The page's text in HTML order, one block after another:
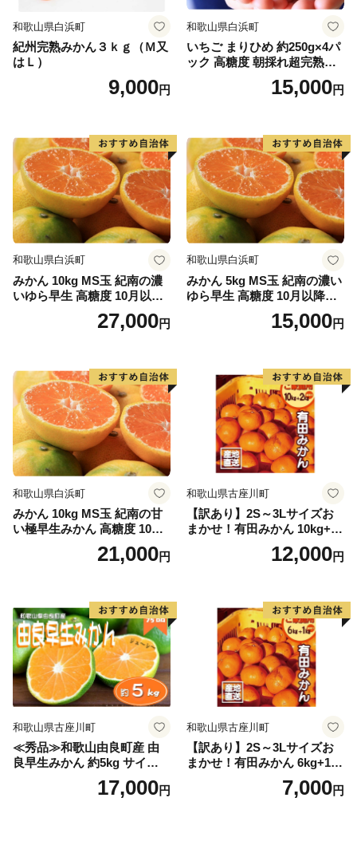
千葉県君津市久保２丁目１３番１号
君津市役所 財政部財政課宛
令和3年10月より普通郵便の
配達日数が変更になりましたので、
令和8年寄附分は
【令和9年1月10日必着】
和歌山県白浜町
紀州完熟みかん３ｋｇ（Ｍ又
はＬ）
9,000円
和歌山県白浜町
いちご まりひめ 約250g×4パ
ック 高糖度 朝採れ超完熟ま
りひめ 1月以降発送分15,000円
和歌山県白浜町
みかん 10kg MS玉 紀南の濃
いゆら早生 高糖度 10月以降
発送 マルチ被覆栽培27,000円
和歌山県白浜町
みかん 5kg MS玉 紀南の濃い
ゆら早生 高糖度 10月以降発
送 マルチ被覆栽培15,000円
和歌山県白浜町
みかん 10kg MS玉 紀南の甘
い極早生みかん 高糖度 10月
以降発送 マルチ被覆栽培
21,000円
和歌山県古座川町
【訳あり】2S～3Lサイズお
まかせ！有田みかん 10kg+2k
g保証分 11月から12月下旬ま
でに順次発送致します。 / 訳
ん 和歌山 ご家庭用
12,000円
和歌山県古座川町
≪秀品≫和歌山由良町産 由
良早生みかん 約5kg サイズお
まかせ【sml106C】17,000円
和歌山県古座川町
【訳あり】2S～3Lサイズお
まかせ！有田みかん 6kg+1kg
保証分 11月から12月下旬ま
でに順次発送致します。 / 訳
7,000円